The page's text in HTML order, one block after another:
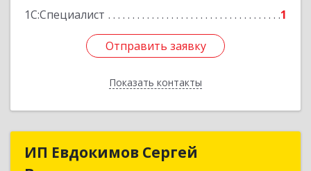
1С:Специалист
1
Отправить заявку
Показать контакты
Отправить заявку
Назад
ИП Евдокимов СергейИП Евдокимов Сергей